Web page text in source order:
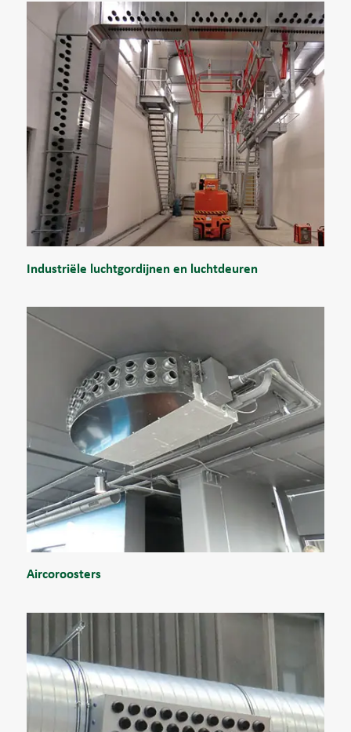
Industriële luchtgordijnen en luchtdeuren
Aircoroosters